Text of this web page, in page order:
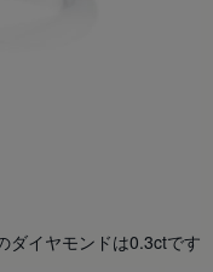
ダイヤモンドは0.3ctです